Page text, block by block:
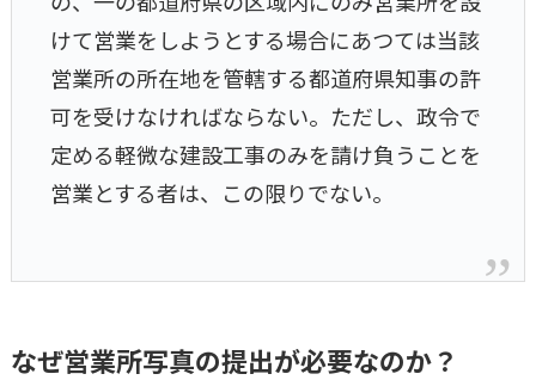
けて営業をしようとする場合にあつては当該
営業所の所在地を管轄する都道府県知事の許
可を受けなければならない。ただし、政令で
定める軽微な建設工事のみを請け負うことを
営業とする者は、この限りでない。
なぜ営業所写真の提出が必要なのか？